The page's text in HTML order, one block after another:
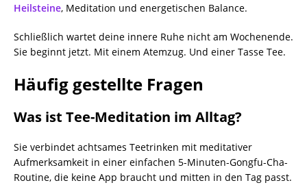
Heilsteine, Meditation und energetischen Balance.
Schließlich wartet deine innere Ruhe nicht am Wochenende.
Sie beginnt jetzt. Mit einem Atemzug. Und einer Tasse Tee.
Häufig gestellte Fragen
Was ist Tee-Meditation im Alltag?
Sie verbindet achtsames Teetrinken mit meditativer
Aufmerksamkeit in einer einfachen 5-Minuten-Gongfu-Cha-
Routine, die keine App braucht und mitten in den Tag passt.